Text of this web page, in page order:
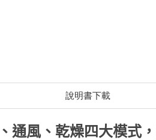
說明書下載
通風、乾燥四大模式，